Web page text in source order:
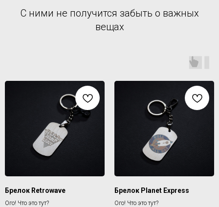
С ними не получится забыть о важных
вещах
Брелок Retrowave
Ого! Что это тут?
Брелок Planet Express
Ого! Что это тут?